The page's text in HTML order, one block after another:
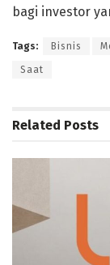
bagi investor
Tags: Bisnis
Saat
Related Posts